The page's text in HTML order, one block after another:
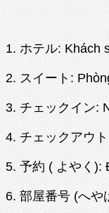
1. ホテル: Khách
2. スイート:
3. チェックイン:
4. チェックアウ
5. 予約 ( よやく):
6. 部屋番号 (へや